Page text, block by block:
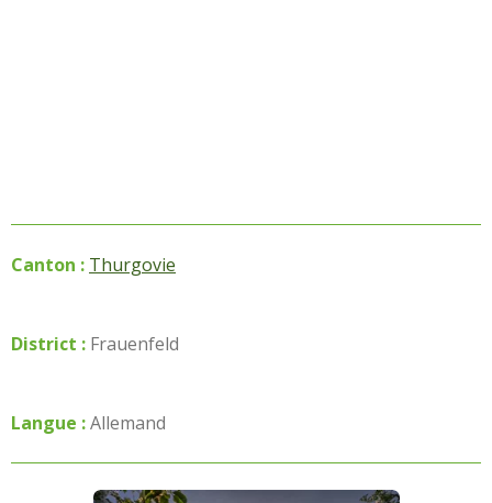
Canton : Thurgovie
District : Frauenfeld
Langue :Allemand